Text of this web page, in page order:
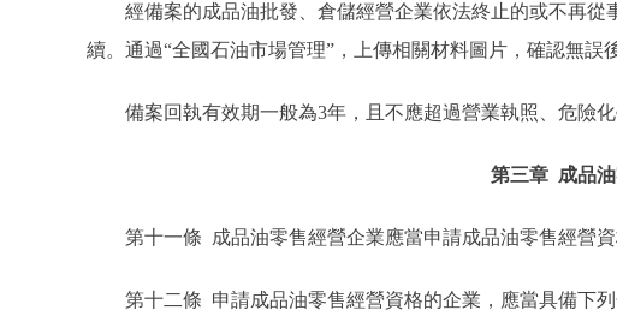
經備案的成品油批發、倉儲經營企業依法終止的或不再從
續。通過“全國石油市場管理”，上傳相關材料圖片，確認無誤
備案回執有效期一般為3年，且不應超過營業執照、危險化
第三章 成品
第十一條 成品油零售經營企業應當申請成品油零售經營資
第十二條 申請成品油零售經營資格的企業，應當具備下列